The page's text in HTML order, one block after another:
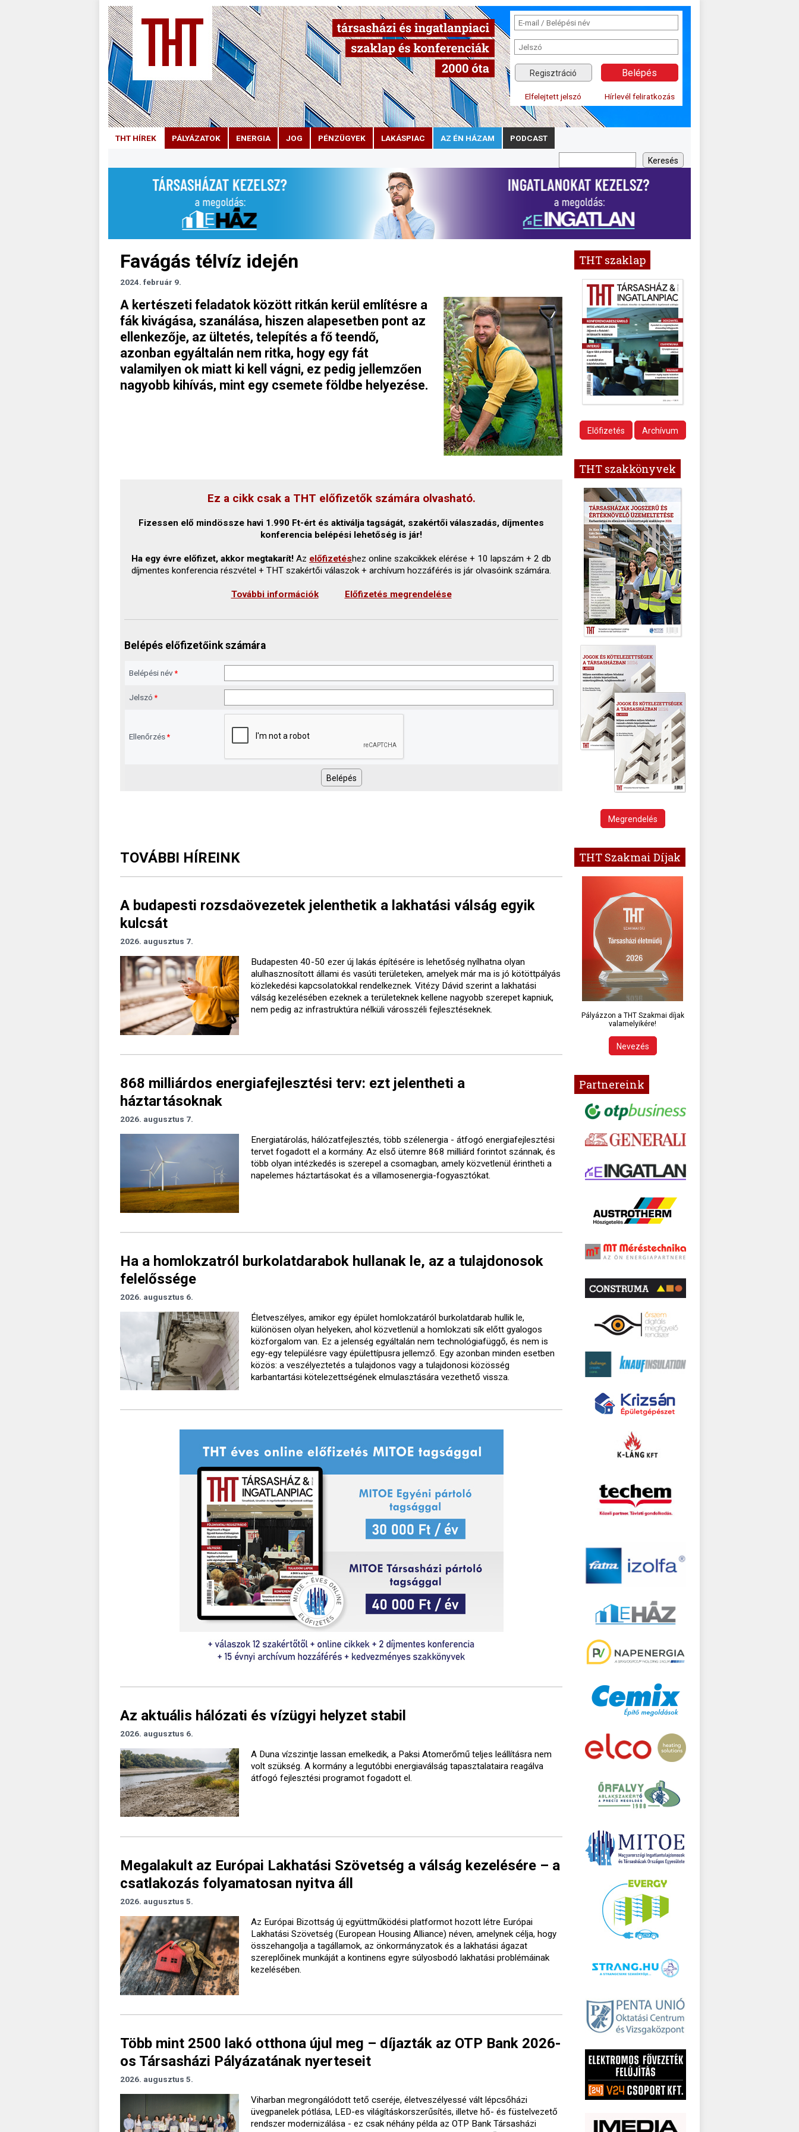
Regisztráció
Elfelejtett jelszó Hírlevél feliratkozás
THT HÍREK PÁLYÁZATOK ENERGIA JOG PÉNZÜGYEK LAKÁSPIAC AZ ÉN HÁZAM PODCAST
Favágás télvíz idején
2024. február 9.
A kertészeti feladatok között ritkán kerül említésre a
fák kivágása, szanálása, hiszen alapesetben pont az
ellenkezője, az ültetés, telepítés a fő teendő,
azonban egyáltalán nem ritka, hogy egy fát
valamilyen ok miatt ki kell vágni, ez pedig jellemzően
nagyobb kihívás, mint egy csemete földbe helyezése.
Ez a cikk csak a THT előfizetők számára olvasható.
Fizessen elő mindössze havi 1.990 Ft-ért és aktiválja tagságát, szakértői válaszadás, díjmentes
konferencia belépési lehetőség is jár!
Ha egy évre előfizet, akkor megtakarít! Az előfizetéshez online szakcikkek elérése + 10 lapszám + 2 db
díjmentes konferencia részvétel + THT szakértői válaszok + archívum hozzáférés is jár olvasóink számára.
További információk Előfizetés megrendelése
Belépés előfizetőink számára
Belépési név *
Jelszó *
Ellenőrzés *
TOVÁBBI HÍREINK
A budapesti rozsdaövezetek jelenthetik a lakhatási válság egyik
kulcsát
2026. augusztus 7.
Budapesten 40-50 ezer új lakás építésére is lehetőség nyílhatna olyan
alulhasznosított állami és vasúti területeken, amelyek már ma is jó kötöttpályás
közlekedési kapcsolatokkal rendelkeznek. Vitézy Dávid szerint a lakhatási
válság kezelésében ezeknek a területeknek kellene nagyobb szerepet kapniuk,
nem pedig az infrastruktúra nélküli városszéli fejlesztéseknek.
868 milliárdos energiafejlesztési terv: ezt jelentheti a
háztartásoknak
2026. augusztus 7.
Energiatárolás, hálózatfejlesztés, több szélenergia - átfogó energiafejlesztési
tervet fogadott el a kormány. Az első ütemre 868 milliárd forintot szánnak, és
több olyan intézkedés is szerepel a csomagban, amely közvetlenül érintheti a
napelemes háztartásokat és a villamosenergia-fogyasztókat.
Ha a homlokzatról burkolatdarabok hullanak le, az a tulajdonosok
felelőssége
2026. augusztus 6.
Életveszélyes, amikor egy épület homlokzatáról burkolatdarab hullik le,
különösen olyan helyeken, ahol közvetlenül a homlokzati sík előtt gyalogos
közforgalom van. Ez a jelenség egyáltalán nem technológiafüggő, és nem is
egy-egy településre vagy épülettípusra jellemző. Egy azonban minden esetben
közös: a veszélyeztetés a tulajdonos vagy a tulajdonosi közösség
karbantartási kötelezettségének elmulasztására vezethető vissza.
Az aktuális hálózati és vízügyi helyzet stabil
2026. augusztus 6.
A Duna vízszintje lassan emelkedik, a Paksi Atomerőmű teljes leállításra nem
volt szükség. A kormány a legutóbbi energiaválság tapasztalataira reagálva
átfogó fejlesztési programot fogadott el.
Megalakult az Európai Lakhatási Szövetség a válság kezelésére – a
csatlakozás folyamatosan nyitva áll
2026. augusztus 5.
Az Európai Bizottság új együttműködési platformot hozott létre Európai
Lakhatási Szövetség (European Housing Alliance) néven, amelynek célja, hogy
összehangolja a tagállamok, az önkormányzatok és a lakhatási ágazat
szereplőinek munkáját a kontinens egyre súlyosbodó lakhatási problémáinak
kezelésében.
Több mint 2500 lakó otthona újul meg – díjazták az OTP Bank 2026-
os Társasházi Pályázatának nyerteseit
2026. augusztus 5.
Viharban megrongálódott tető cseréje, életveszélyessé vált lépcsőházi
üvegpanelek pótlása, LED-es világításkorszerűsítés, illetve hő- és füstelvezető
rendszer modernizálása - ez csak néhány példa az OTP Bank Társasházi
THT szaklap
Előfizetés Archívum
THT szakkönyvek
Megrendelés
THT Szakmai Díjak
Pályázzon a THT Szakmai díjak
valamelyikére!
Nevezés
Partnereink